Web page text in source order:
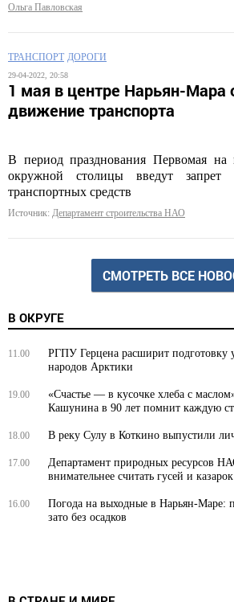
Ольга Павловская
ТРАНСПОРТ ДОРОГИ
29-04-2022, 20:58
1 мая в центре Нарьян-Мара
движение транспорта
В период празднования Первомая на
окружной столицы введут
транспортных средств
Источник: Департамент строительства НАО
СМОТРЕТЬ ВСЕ
В ОКРУГЕ
11.00
РГПУ Герцена расширит подготовку
народов Арктики
19.00
«Счастье — в кусочке хлеба с
Кашунина в 90 лет помнит каждую
18.00 В реку Сулу в Коткино выпустили
17.00
Департамент природных ресурсов
внимательнее считать гусей и казарок
16.00
Погода на выходные в Нарьян-Маре:
зато без осадков